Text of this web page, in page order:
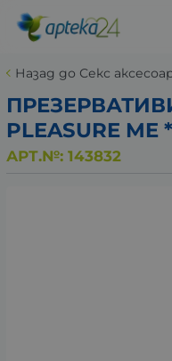
Назад до Секс
PLEASURE ME
АРТ.№: 143832